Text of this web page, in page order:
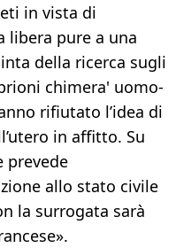
in vista di
libera pure a una
della ricerca sugli
chimera' uomo-
rifiutato l’idea di
in affitto. Su
prevede
allo stato civile
la surrogata sarà